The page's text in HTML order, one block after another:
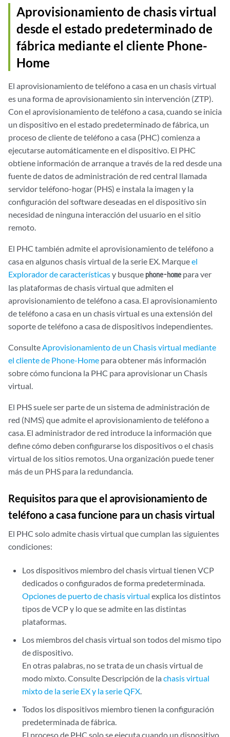
Aprovisionamiento de chasis virtual
desde el estado predeterminado de
fábrica mediante el cliente Phone-
Home
El aprovisionamiento de teléfono a casa en un chasis virtual
es una forma de aprovisionamiento sin intervención (ZTP).
Con el aprovisionamiento de teléfono a casa, cuando se inicia
un dispositivo en el estado predeterminado de fábrica, un
proceso de cliente de teléfono a casa (PHC) comienza a
ejecutarse automáticamente en el dispositivo. El PHC
obtiene información de arranque a través de la red desde una
fuente de datos de administración de red central llamada
servidor teléfono-hogar (PHS) e instala la imagen y la
configuración del software deseadas en el dispositivo sin
necesidad de ninguna interacción del usuario en el sitio
remoto.
El PHC también admite el aprovisionamiento de teléfono a
casa en algunos chasis virtual de la serie EX. Marqueel
Explorador de característicasy busquephone-home para ver
las plataformas de chasis virtual que admiten el
aprovisionamiento de teléfono a casa. El aprovisionamiento
de teléfono a casa en un chasis virtual es una extensión del
soporte de teléfono a casa de dispositivos independientes.
ConsulteAprovisionamiento de un Chasis virtual mediante
el cliente de Phone-Home para obtener más información
sobre cómo funciona la PHC para aprovisionar un Chasis
virtual.
El PHS suele ser parte de un sistema de administración de
red (NMS) que admite el aprovisionamiento de teléfono a
casa. El administrador de red introduce la información que
define cómo deben configurarse los dispositivos o el chasis
virtual de los sitios remotos. Una organización puede tener
más de un PHS para la redundancia.
Requisitos para que el aprovisionamiento de
teléfono a casa funcione para un chasis virtual
El PHC solo admite chasis virtual que cumplan las siguientes
condiciones:
Los dispositivos miembro del chasis virtual tienen VCP
dedicados o configurados de forma predeterminada.
Opciones de puerto de chasis virtual explica los distintos
tipos de VCP y lo que se admite en las distintas
plataformas.
Los miembros del chasis virtual son todos del mismo tipo
de dispositivo.
En otras palabras, no se trata de un chasis virtual de
modo mixto. Consulte Descripción de lachasis virtual
mixto de la serie EX y la serie QFX.
Todos los dispositivos miembro tienen la configuración
predeterminada de fábrica.
El proceso de PHC solo se ejecuta cuando un dispositivo